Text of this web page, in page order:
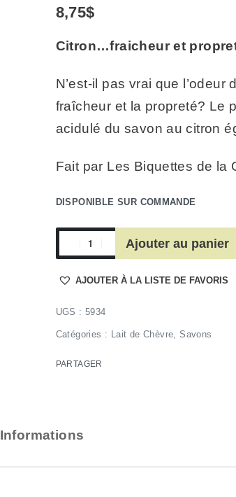
8,75$
Citron…fraicheur et
N’est-il pas vrai que l’odeur
fraîcheur et la propreté? Le
acidulé du savon au citron
Fait par Les Biquettes de la
DISPONIBLE SUR COMMANDE
Ajouter au panier
AJOUTER À LA LISTE DE FAVORIS
5934
Catégories : Lait de Chèvre,Savons
PARTAGER
Informations